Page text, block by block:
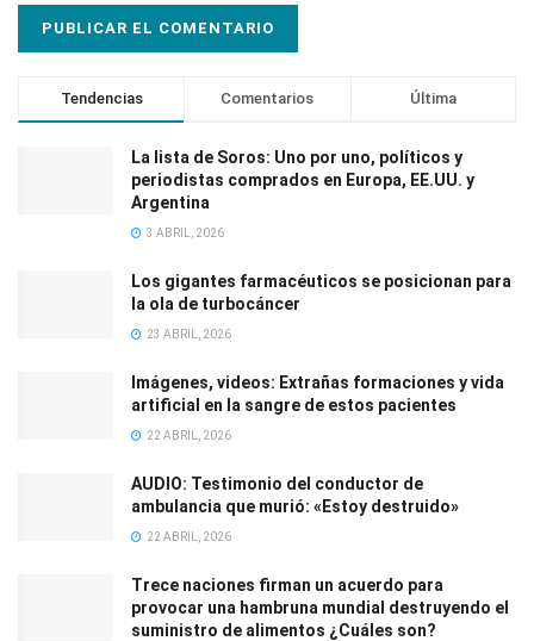
Tendencias Comentarios Última
La lista de Soros: Uno por uno, políticos y
periodistas comprados en Europa, EE.UU. y
Argentina
3 ABRIL, 2026
Los gigantes farmacéuticos se posicionan para
la ola de turbocáncer
23 ABRIL, 2026
Imágenes, videos: Extrañas formaciones y vida
artificial en la sangre de estos pacientes
22 ABRIL, 2026
AUDIO: Testimonio del conductor de
ambulancia que murió: «Estoy destruido»
22 ABRIL, 2026
Trece naciones firman un acuerdo para
provocar una hambruna mundial destruyendo el
suministro de alimentos ¿Cuáles son?